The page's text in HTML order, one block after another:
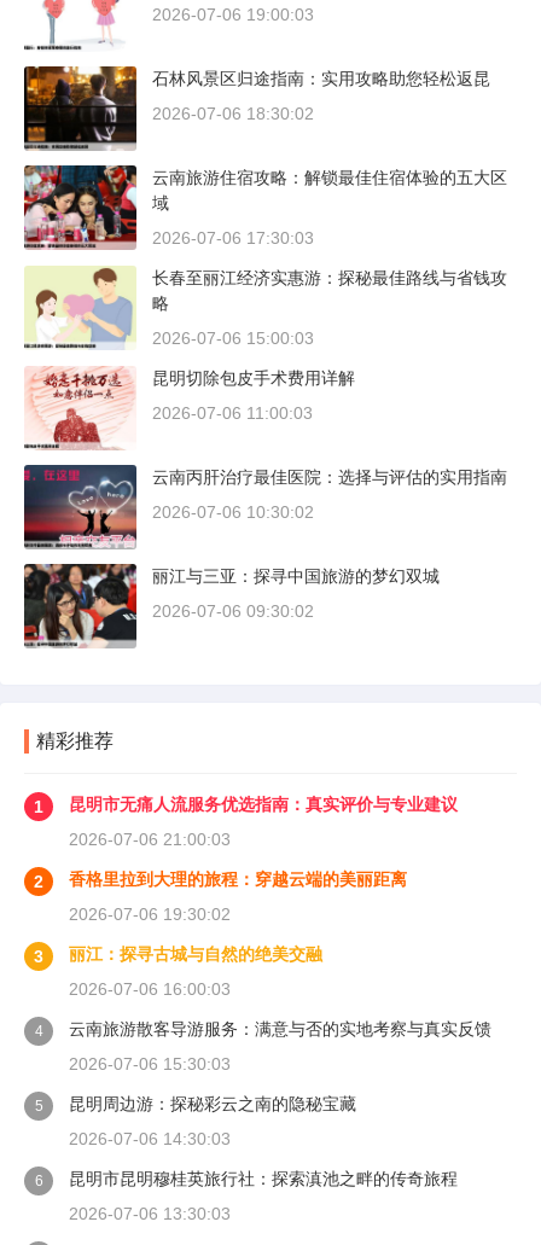
2026-07-06 19:00:03
石林风景区归途指南：实用攻略助您轻松返昆
2026-07-06 18:30:02
云南旅游住宿攻略：解锁最佳住宿体验的五大区
域
2026-07-06 17:30:03
长春至丽江经济实惠游：探秘最佳路线与省钱攻
略
2026-07-06 15:00:03
昆明切除包皮手术费用详解
2026-07-06 11:00:03
云南丙肝治疗最佳医院：选择与评估的实用指南
2026-07-06 10:30:02
丽江与三亚：探寻中国旅游的梦幻双城
2026-07-06 09:30:02
精彩推荐
1
昆明市无痛人流服务优选指南：真实评价与专业建议
2026-07-06 21:00:03
2
香格里拉到大理的旅程：穿越云端的美丽距离
2026-07-06 19:30:02
3
丽江：探寻古城与自然的绝美交融
2026-07-06 16:00:03
4
云南旅游散客导游服务：满意与否的实地考察与真实反馈
2026-07-06 15:30:03
5
昆明周边游：探秘彩云之南的隐秘宝藏
2026-07-06 14:30:03
6
昆明市昆明穆桂英旅行社：探索滇池之畔的传奇旅程
2026-07-06 13:30:03